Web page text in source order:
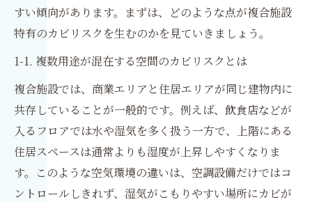
すい傾向があります。まずは、どのような点が複合施設
特有のカビリスクを生むのかを見ていきましょう。
1-1. 複数用途が混在する空間のカビリスクとは
複合施設では、商業エリアと住居エリアが同じ建物内に
共存していることが一般的です。例えば、飲食店などが
入るフロアでは水や湿気を多く扱う一方で、上階にある
住居スペースは通常よりも湿度が上昇しやすくなりま
す。このような空気環境の違いは、空調設備だけではコ
ントロールしきれず、湿気がこもりやすい場所にカビが